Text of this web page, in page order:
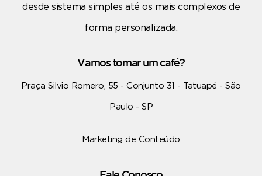
desde sistema simples até os mais complexos de
forma personalizada.
Vamos tomar um café?
Praça Silvio Romero, 55 - Conjunto 31 - Tatuapé - São
Paulo - SP
Marketing de Conteúdo